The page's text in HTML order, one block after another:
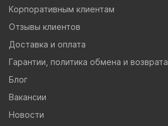
Корпоративным клиентам
Отзывы клиентов
Доставка и оплата
Гарантии, политика обмена и возврата
Блог
Вакансии
Новости